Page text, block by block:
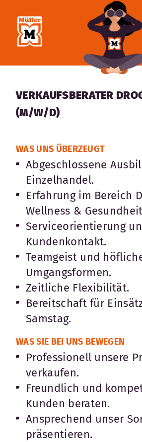
VERKAUFSBERATER
(M/W/D)
WAS UNS ÜBERZEUGT
Abgeschlossene
Einzelhandel.
Erfahrung im Bereich
Wellness &
Serviceorientierung
Kundenkontakt.
Teamgeist und
Umgangsformen.
Zeitliche Flexibilität.
Bereitschaft für
Samstag.
WAS SIE BEI UNS BEWEGEN
Professionell unsere
verkaufen.
Freundlich und
Kunden beraten.
Ansprechend unser
präsentieren.